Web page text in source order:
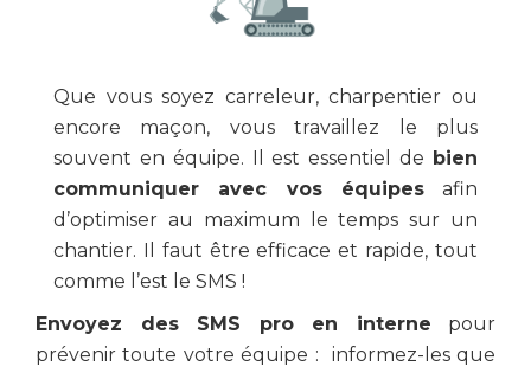
Que vous soyez carreleur, charpentier ou
encore maçon, vous travaillez le plus
souvent en équipe. Il est essentiel de bien
communiquer avec vos équipesafin
d’optimiser au maximum le temps sur un
chantier. Il faut être efficace et rapide, tout
comme l’est le SMS !
Envoyez des SMS pro en interne pour
prévenir toute votre équipe : informez-les que